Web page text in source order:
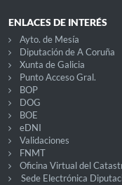
ENLACES DE INTERÉS
Ayto. de Mesía
Diputación de A Coruña
Xunta de Galicia
Punto Acceso Gral.
BOP
DOG
BOE
eDNI
Validaciones
FNMT
Oficina Virtual del
Sede Electrónica